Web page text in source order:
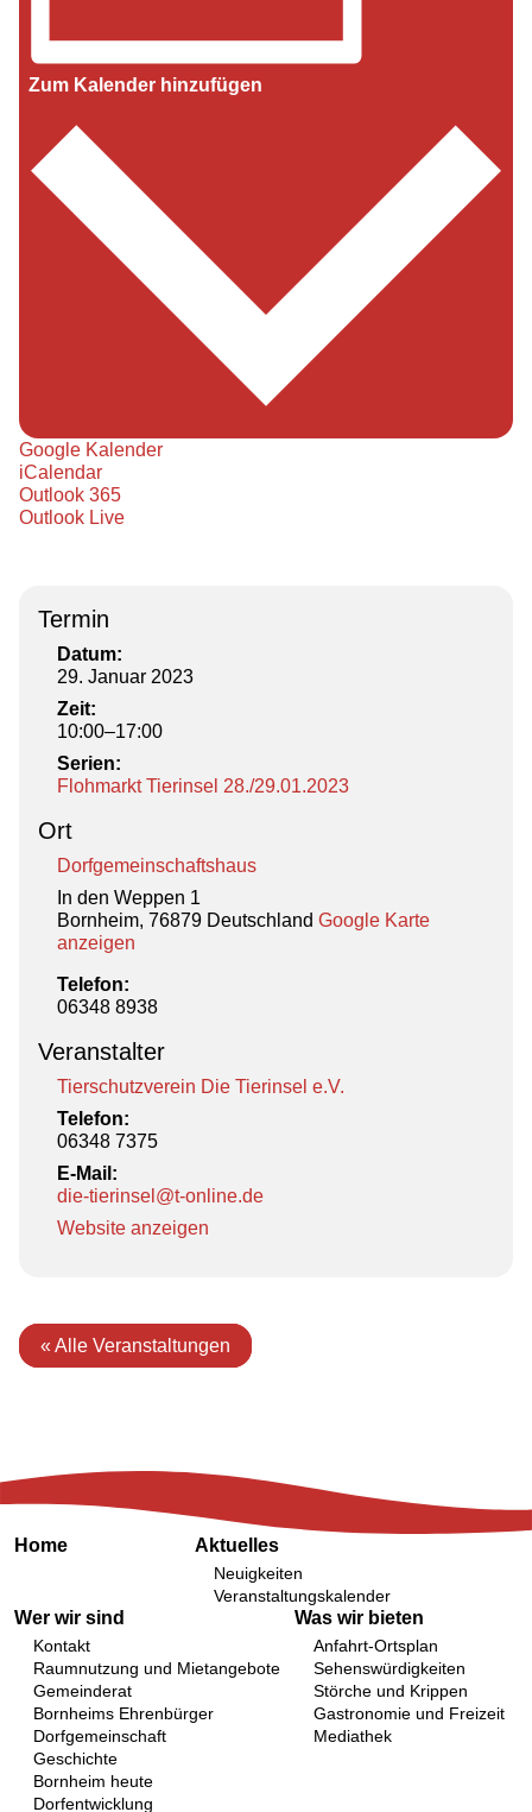
« Alle Veranstaltungen
Zum Kalender hinzufügen
Google Kalender
iCalendar
Outlook 365
Outlook Live
Termin
Datum:
29. Januar 2023
Zeit:
10:00–17:00
Serien:
Flohmarkt Tierinsel 28./29.01.2023
Ort
Dorfgemeinschaftshaus
In den Weppen 1
Bornheim, 76879 Deutschland Google Karte
anzeigen
Telefon:
06348 8938
Veranstalter
Tierschutzverein Die Tierinsel e.V.
Telefon:
06348 7375
E-Mail:
die-tierinsel@t-online.de
Website anzeigen
Home Aktuelles
Neuigkeiten
Veranstaltungskalender
Wer wir sind
Kontakt
Raumnutzung und Mietangebote
Gemeinderat
Bornheims Ehrenbürger
Dorfgemeinschaft
Geschichte
Bornheim heute
Dorfentwicklung
Was wir bieten
Anfahrt-Ortsplan
Sehenswürdigkeiten
Störche und Krippen
Gastronomie und Freizeit
Mediathek